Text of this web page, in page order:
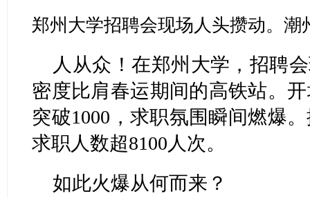
郑州大学招聘会现场人头攒动。
人从众！在郑州大学，招聘
密度比肩春运期间的高铁站。
突破1000，求职氛围瞬间燃爆
求职人数超8100人次。
如此火爆从何而来？